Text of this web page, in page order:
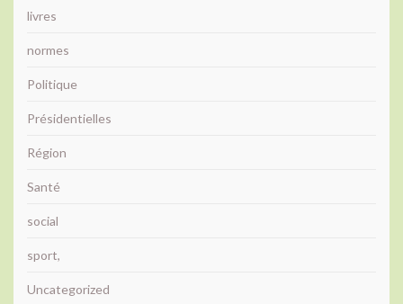
livres
normes
Politique
Présidentielles
Région
Santé
social
sport,
Uncategorized